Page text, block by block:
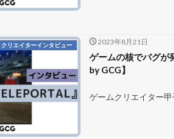
クリエイターインタビュー 2023年8月21日
ゲームの核でバグが
by GCG】
ゲームクリエイター